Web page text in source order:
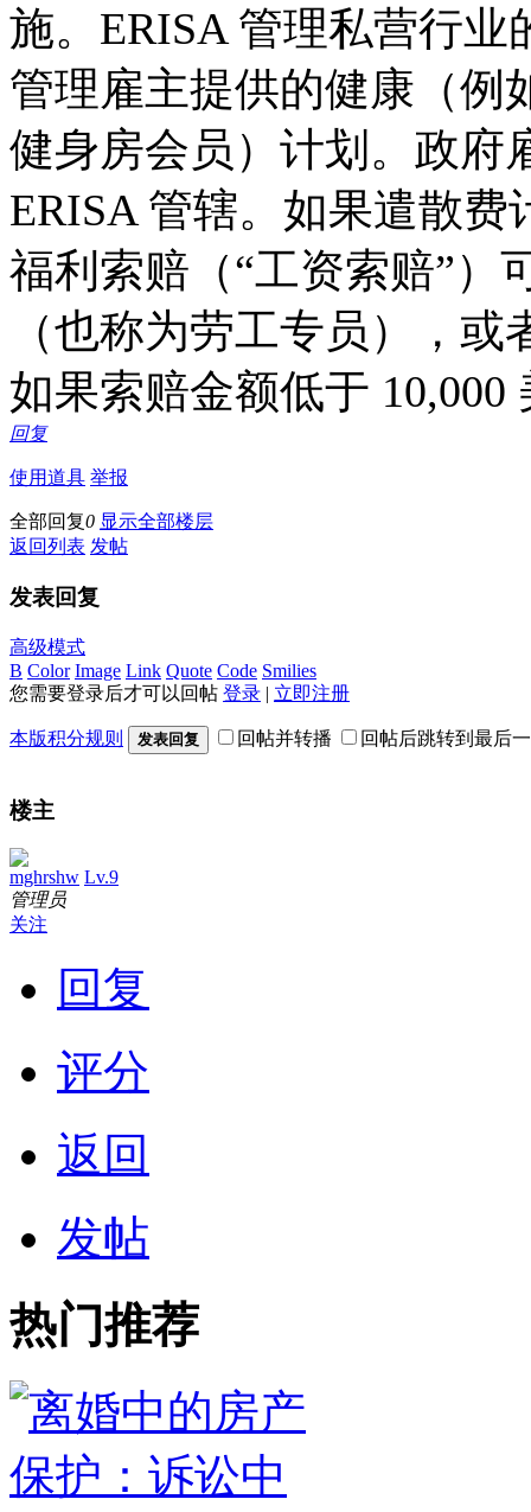
施。ERISA 管理私营行
管理雇主提供的健康（例
健身房会员）计划。政府
ERISA 管辖。如果遣散费
福利索赔（“工资索赔”）
（也称为劳工专员），
如果索赔金额低于 10,000
回复
使用道具 举报
全部回复0 显示全部楼层
返回列表 发帖
发表回复
高级模式
B Color Image Link Quote Code Smilies
您需要登录后才可以回帖 登录 | 立即注册
本版积分规则 发表回复 回帖并转播 回帖后跳转到最后
楼主
mghrshw Lv.9
管理员
关注
回复
评分
返回
发帖
热门推荐